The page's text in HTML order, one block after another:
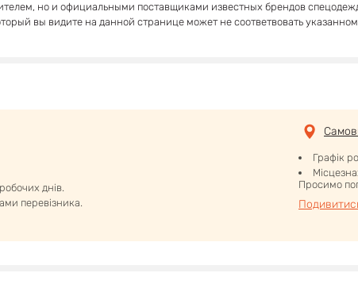
но и официальными поставщиками известных брендов
вы видите на данной странице может не соответвовать
днів.
перевізника.
Графік
Просимо